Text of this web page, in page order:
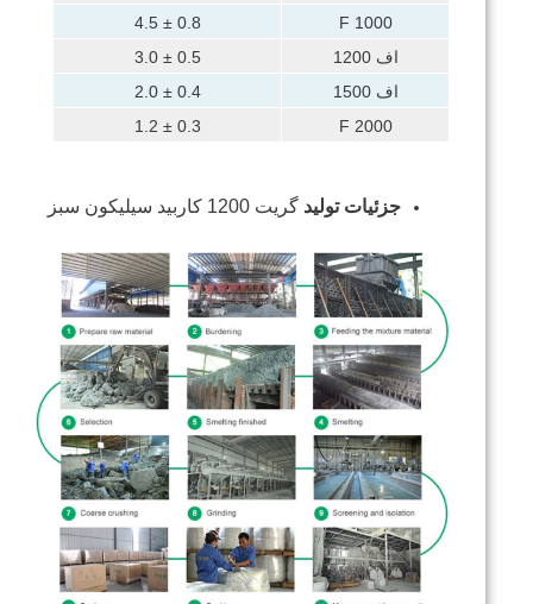
F 1000
0.8 ± 4.5
اف 1200
0.5 ± 3.0
اف 1500
0.4 ± 2.0
F 2000
0.3 ± 1.2
جزئیات تولید گریت 1200 کاربید سیلیکون سبز